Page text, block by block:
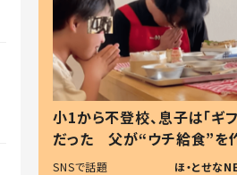
小1から不登校、息子は「ギフ
だった 父が“ウチ給食”を
る理由とは #令和の親 #令
SNSで話題 ほ・とせな